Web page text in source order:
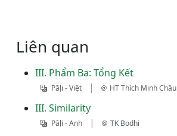
Liên quan
III. Phẩm Ba: Tổng Kết
Pāḷi - Việt | HT Thích Minh Châu
III. Similarity
Pāḷi - Anh | TK Bodhi